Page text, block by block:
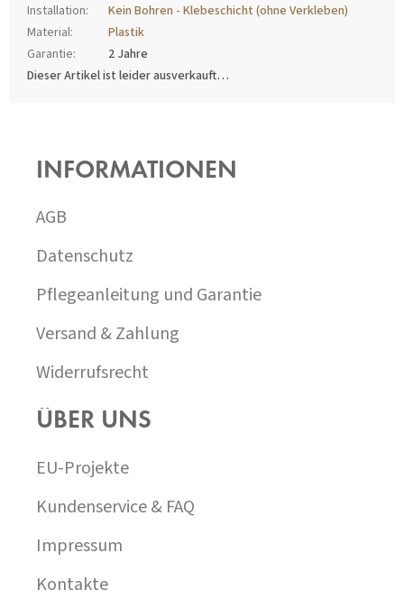
Installation:
Kein Bohren - Klebeschicht (ohne Verkleben)
Material:
Plastik
Garantie:
2 Jahre
Dieser Artikel ist leider ausverkauft…
INFORMATIONEN
AGB
Datenschutz
Pflegeanleitung und Garantie
Versand & Zahlung
Widerrufsrecht
ÜBER UNS
EU-Projekte
Kundenservice & FAQ
Impressum
Kontakte